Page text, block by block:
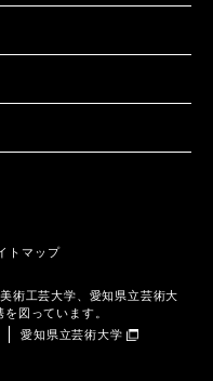
トマップ
術工芸大学、愛知県立芸術大
図っています。
愛知県立芸術大学